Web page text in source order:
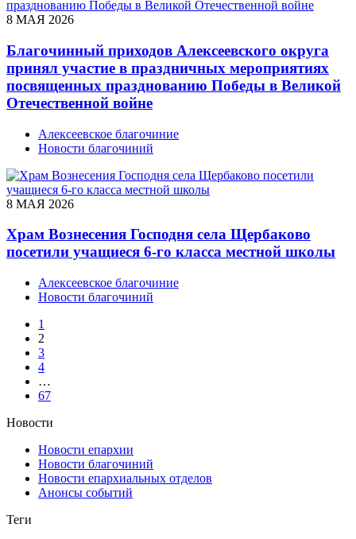
8 МАЯ 2026
Благочинный приходов Алексеевского округа
принял участие в праздничных мероприятиях
посвященных празднованию Победы в Великой
Отечественной войне
Алексеевское благочиние
Новости благочиний
8 МАЯ 2026
Храм Вознесения Господня села Щербаково
посетили учащиеся 6-го класса местной школы
Алексеевское благочиние
Новости благочиний
1
2
3
4
…
67
Новости
Новости епархии
Новости благочиний
Новости епархиальных отделов
Анонсы событий
Теги